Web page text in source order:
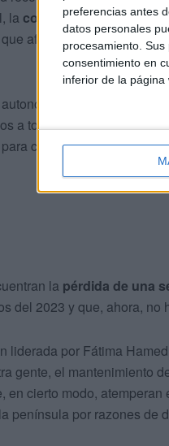
preferencias antes
datos personales
procesamiento.
consentimiento en
inferior de la página
la conexión marítima con
afecte a esta línea, nos
quieren
a todos los ceutíes,
cruzar el Estrecho
la pérdida de una
del 2023 y que, ahora,
liderada por Fátima
gente, el mantenimiento
en cierto modo,
península por razones de